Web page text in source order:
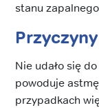
stanu
Nie udało się
powoduje
przypadkach